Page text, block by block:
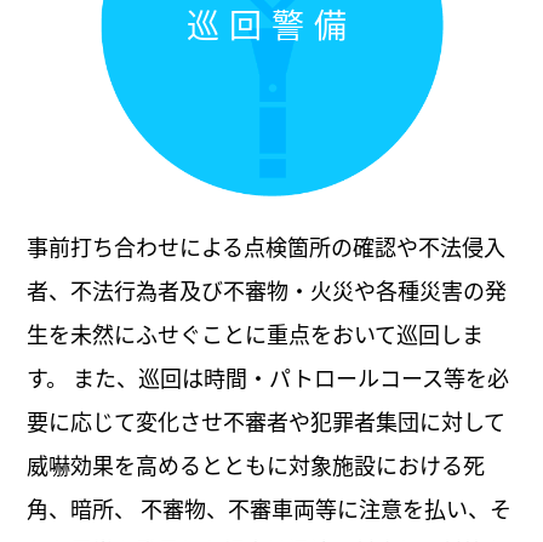
巡回警備
事前打ち合わせによる点検箇所の確認や不法侵入
者、不法行為者及び不審物・火災や各種災害の発
生を未然にふせぐことに重点をおいて巡回しま
す。 また、巡回は時間・パトロールコース等を必
要に応じて変化させ不審者や犯罪者集団に対して
威嚇効果を高めるとともに対象施設における死
角、暗所、 不審物、不審車両等に注意を払い、そ